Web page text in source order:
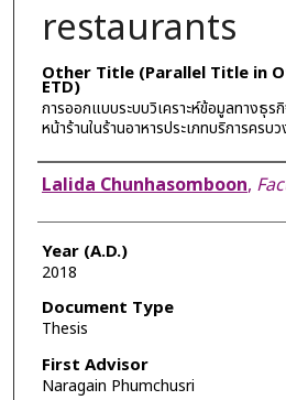
restaurants
Other Title (Parallel Title in
ETD)
การออกแบบระบบวิเคราะห์ข้อมูลทางธุร
หน้าร้านในร้านอาหารประเภทบริการครบว
Author
Lalida Chunhasomboon,
Year (A.D.)
2018
Document Type
Thesis
First Advisor
Naragain Phumchusri